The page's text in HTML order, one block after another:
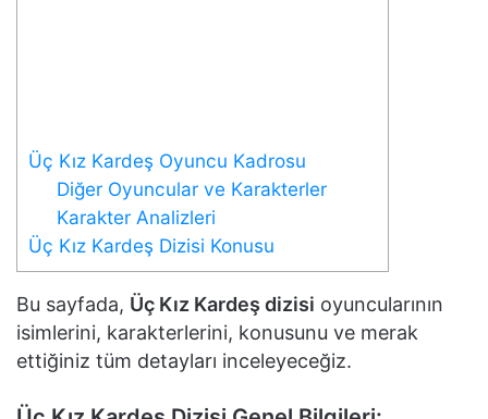
Üç Kız Kardeş Oyuncu Kadrosu
Diğer Oyuncular ve Karakterler
Karakter Analizleri
Üç Kız Kardeş Dizisi Konusu
Bu sayfada, Üç Kız Kardeş dizisi oyuncularının
isimlerini, karakterlerini, konusunu ve merak
ettiğiniz tüm detayları inceleyeceğiz.